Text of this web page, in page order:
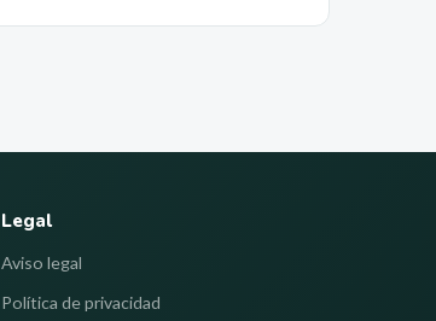
Legal
Aviso legal
Política de privacidad